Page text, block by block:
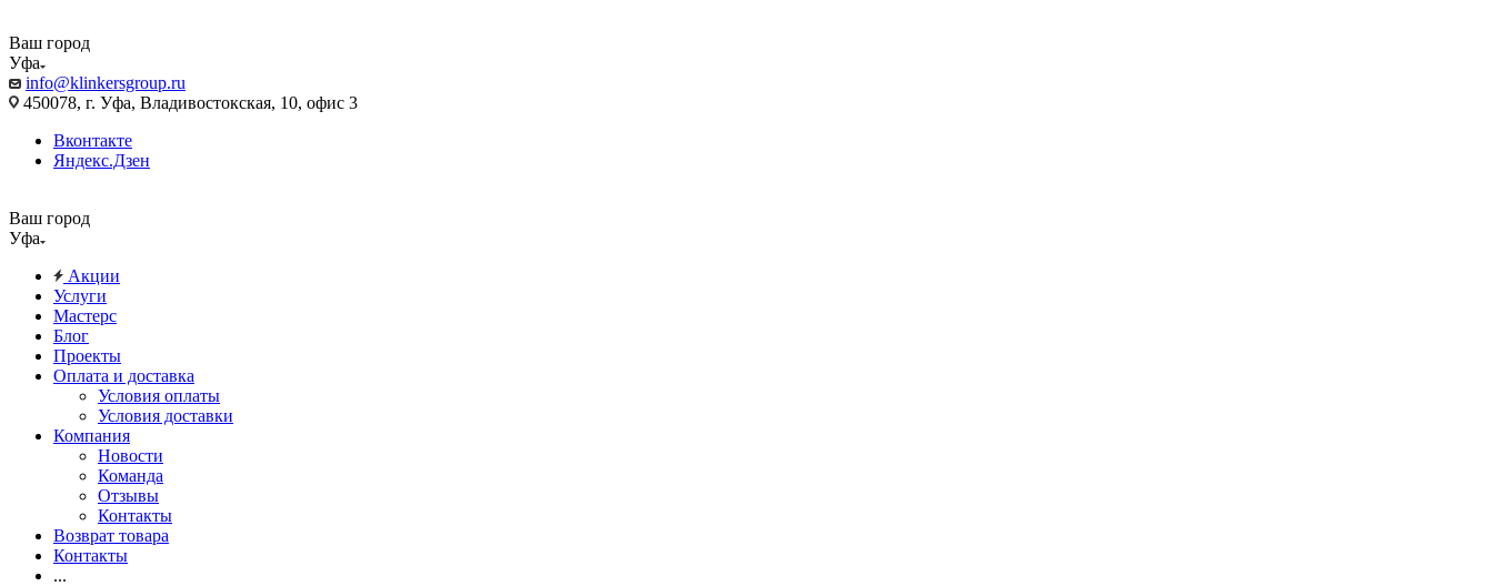
Ваш город
Уфа
info@klinkersgroup.ru
450078, г. Уфа, Владивостокская, 10, офис 3
Вконтакте
Яндекс.Дзен
Ваш город
Уфа
Акции
Услуги
Мастерс
Блог
Проекты
Оплата и доставка
Условия оплаты
Условия доставки
Компания
Новости
Команда
Отзывы
Контакты
Возврат товара
Контакты
...